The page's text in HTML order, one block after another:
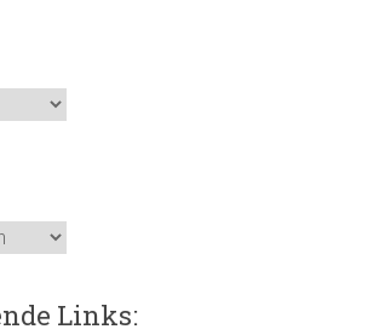
Links: